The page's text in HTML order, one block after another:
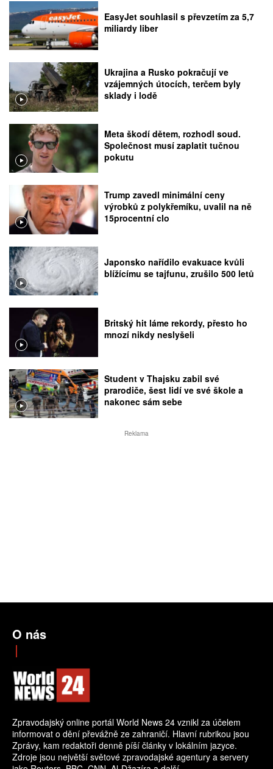
EasyJet souhlasil s převzetím za 5,7
miliardy liber
Ukrajina a Rusko pokračují ve
vzájemných útocích, terčem byly
sklady i lodě
Meta škodí dětem, rozhodl soud.
Společnost musí zaplatit tučnou
pokutu
Trump zavedl minimální ceny
výrobků z polykřemíku, uvalil na ně
15procentní clo
Japonsko nařídilo evakuace kvůli
blížícímu se tajfunu, zrušilo 500 letů
Britský hit láme rekordy, přesto ho
mnozí nikdy neslyšeli
Student v Thajsku zabil své
prarodiče, šest lidí ve své škole a
nakonec sám sebe
Reklama
O nás
Zpravodajský online portál World News 24 vznikl za účelem
informovat o dění převážně ze zahraničí. Hlavní rubrikou jsou
Zprávy, kam redaktoři denně píší články v lokálním jazyce.
Zdroje jsou největší světové zpravodajské agentury a servery